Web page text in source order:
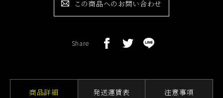
この商品へのお問い合わせ
Share
商品詳細 発送運賃表 注意事項